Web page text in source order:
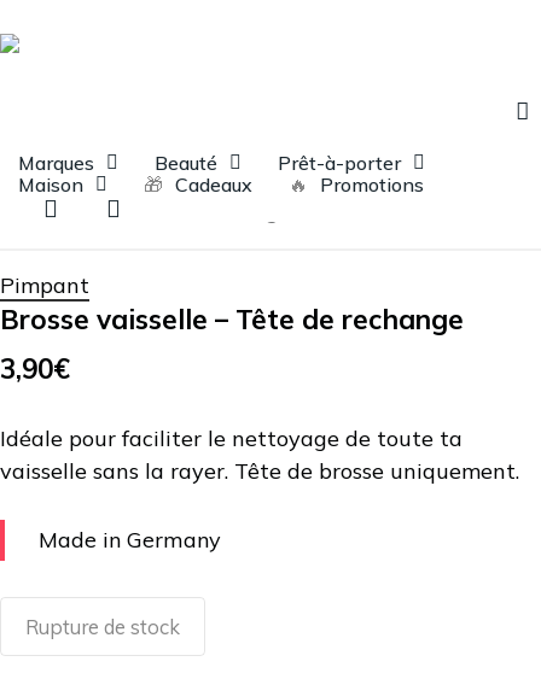
to
Marques Beauté
Prêt-à-porter
Maison
🎁 Cadeaux 🔥 Promotions
recherche
Augustine Lifestyle Entretien
Brosse
vaisselle – Tête de rechange
Pimpant
Brosse vaisselle – Tête de rechange
3,90€
Idéale pour faciliter le nettoyage de toute ta
vaisselle sans la rayer. Tête de brosse uniquement.
Made in Germany
Rupture de stock